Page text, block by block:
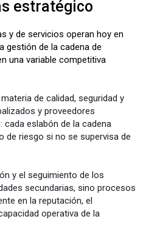
estratégico
y de servicios operan hoy en
gestión de la cadena de
una variable competitiva
de calidad, seguridad y
y proveedores
eslabón de la cadena
de riesgo si no se supervisa de
y el seguimiento de los
secundarias, sino procesos
en la reputación, el
operativa de la